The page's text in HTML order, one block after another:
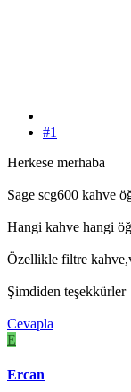
#1
Herkese merhaba
Sage scg600 kahve
Hangi kahve hangi
Özellikle filtre
Şimdiden teşekkürler
Cevapla
E
Ercan